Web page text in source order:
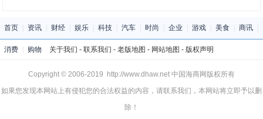
首页 资讯 财经 娱乐 科技 汽车 时尚 企业 游戏 美食 商讯
消费 购物 关于我们 - 联系我们 - 老版地图 - 网站地图 - 版权声明
Copyright © 2006-2019 http://www.dhaw.net 中国海商网版权所有
如果您发现本网站上有侵犯您的合法权益的内容，请联系我们，本网站将立即予以删
除！